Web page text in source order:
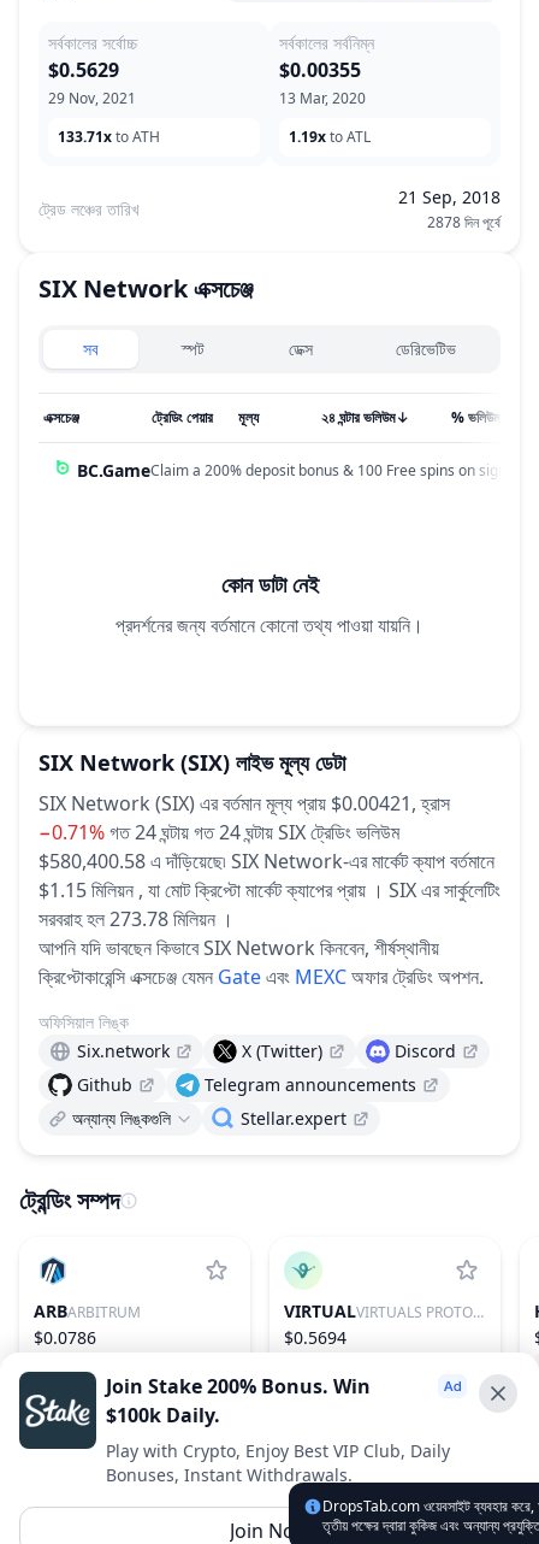
সর্বকালের সর্বোচ্চ
29 Nov, 2021
$0.5629
133.71xto ATH
সর্বকালের সর্বনিম্ন
13 Mar, 2020
$0.00355
1.19xto ATL
ট্রেড লঞ্চের তারিখ
21 Sep, 2018
2878 দিন পূর্বে
SIX Networkএক্সচেঞ্জ
সব স্পট ডেক্স ডেরিভেটিভ
এক্সচেঞ্জ ট্রেডিং পেয়ার মূল্য ↓
২৪ ঘন্টার ভলিউম % ভলিউম
BC.GameClaim a 200% deposit bonus & 100 Free spins on sign up!
কোন ডাটা নেই
প্রদর্শনের জন্য বর্তমানে কোনো তথ্য পাওয়া যায়নি।
SIX Network (SIX) লাইভ মূল্য ডেটা
SIX Network (SIX) এর বর্তমান মূল্য প্রায় $0.00421, হ্রাস
−0.71%গত 24 ঘন্টায়গত 24 ঘন্টায় SIX ট্রেডিং ভলিউম
$580,400.58 এ দাঁড়িয়েছে৷ SIX Network-এর মার্কেট ক্যাপ বর্তমানে
$1.15 মিলিয়ন , যা মোট ক্রিপ্টো মার্কেট ক্যাপের প্রায় । SIX এর সার্কুলেটিং
সরবরাহ হল 273.78 মিলিয়ন ।
আপনি যদি ভাবছেন কিভাবে SIX Network কিনবেন, শীর্ষস্থানীয়
ক্রিপ্টোকারেন্সি এক্সচেঞ্জ যেমন Gateএবং MEXCঅফার ট্রেডিং অপশন.
অফিসিয়াল লিঙ্ক
Six.network
X (Twitter)
Discord
Github
Telegram announcements
অন্যান্য লিঙ্কগুলি
Stellar.expert
ট্রেন্ডিং সম্পদ
ARBARBITRUM
$0.0786
VIRTUAL VIRTUALS PROTOCOL
$0.5694
Advertise With Us ⭐️
Interested in advertising? Reach us out
DropsTab.comDropsTab.com ওয়েবসাইট ব্যবহার করে,
তৃতীয় পক্ষের দ্বারা কুকিজ এবং অন্যান্য
Join Stake 200% Bonus. Win
$100k Daily.
Play with Crypto, Enjoy Best VIP Club, Daily
Bonuses, Instant Withdrawals.
Join Now